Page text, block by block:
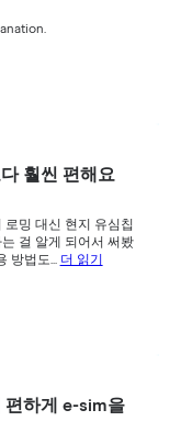
훨씬 편해요
밍 대신 현지 유심칩
걸 알게 되어서 써봤
방법도... 더 읽기
편하게 e-sim을